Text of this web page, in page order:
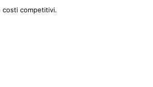
costi competitivi.